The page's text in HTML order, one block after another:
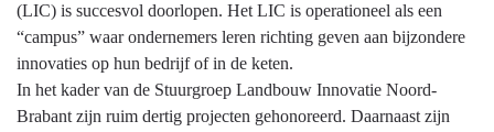
(LIC) is succesvol doorlopen. Het LIC is operationeel als een
“campus” waar ondernemers leren richting geven aan bijzondere
innovaties op hun bedrijf of in de keten.
In het kader van de Stuurgroep Landbouw Innovatie Noord-
Brabant zijn ruim dertig projecten gehonoreerd. Daarnaast zijn